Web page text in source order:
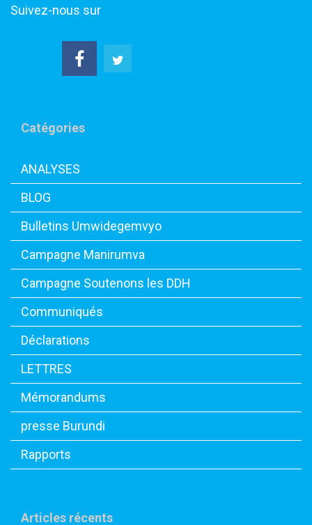
Suivez-nous sur
Catégories
ANALYSES
BLOG
Bulletins Umwidegemvyo
Campagne Manirumva
Campagne Soutenons les DDH
Communiqués
Déclarations
LETTRES
Mémorandums
presse Burundi
Rapports
Articles récents